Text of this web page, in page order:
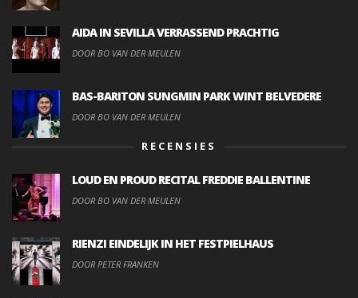
AIDA IN SEVILLA VERRASSEND PRACHTIG
DOOR BO VAN DER MEULEN
BAS-BARITON SUNGMIN PARK WINT BELVEDERE
DOOR BO VAN DER MEULEN
RECENSIES
LOUD EN PROUD RECITAL FREDDIE BALLENTINE
DOOR BO VAN DER MEULEN
RIENZI EINDELIJK IN HET FESTPIELHAUS
DOOR PETER FRANKEN